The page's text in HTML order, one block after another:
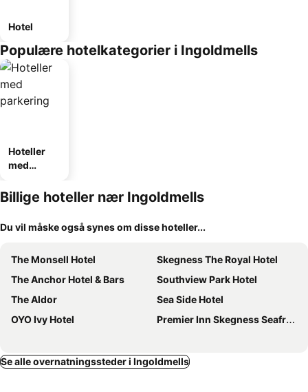
Hotel
Populære hotelkategorier i Ingoldmells
Hoteller
med
Billige hoteller nær Ingoldmells
Du vil måske også synes om disse hoteller...
The Monsell Hotel
Skegness The Royal Hotel
The Anchor Hotel & Bars
Southview Park Hotel
The Aldor
Sea Side Hotel
OYO Ivy Hotel
Premier Inn Skegness Seafront hotel
Se alle overnatningssteder i Ingoldmells